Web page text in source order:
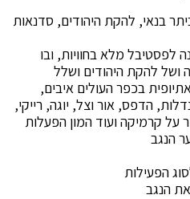
בנאי, להקת היהודים, סדנאות
לפסטיבל מלא בחוויות, ובו
ושל להקת היהודים ושלל
בכפר העולים איבים,
הדפס, אור וצל, יוגה, רייקי,
על קרמיקה ועוד המון הפעלות
הנגב
הפעילות
הנגב